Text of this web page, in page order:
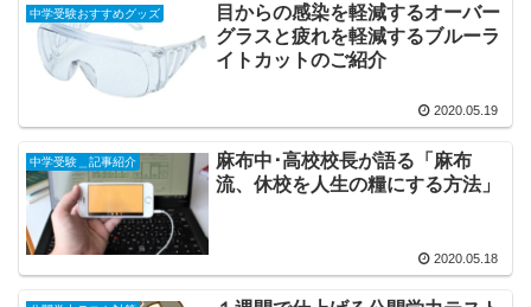
中学受験おすすめグッズ
目からの感染を軽減するオーバー
グラスと疲れを軽減するブルーラ
イトカットのご紹介
2020.05.19
中学受験＿記事紹介
麻布中･高校校長が語る「麻布
流、休校を人生の糧にする方法」
2020.05.18